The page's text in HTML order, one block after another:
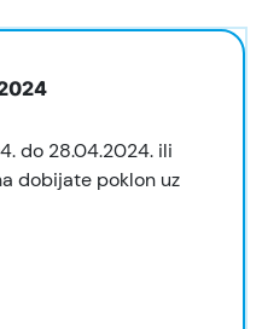
do 28.04.2024. ili
dobijate poklon uz